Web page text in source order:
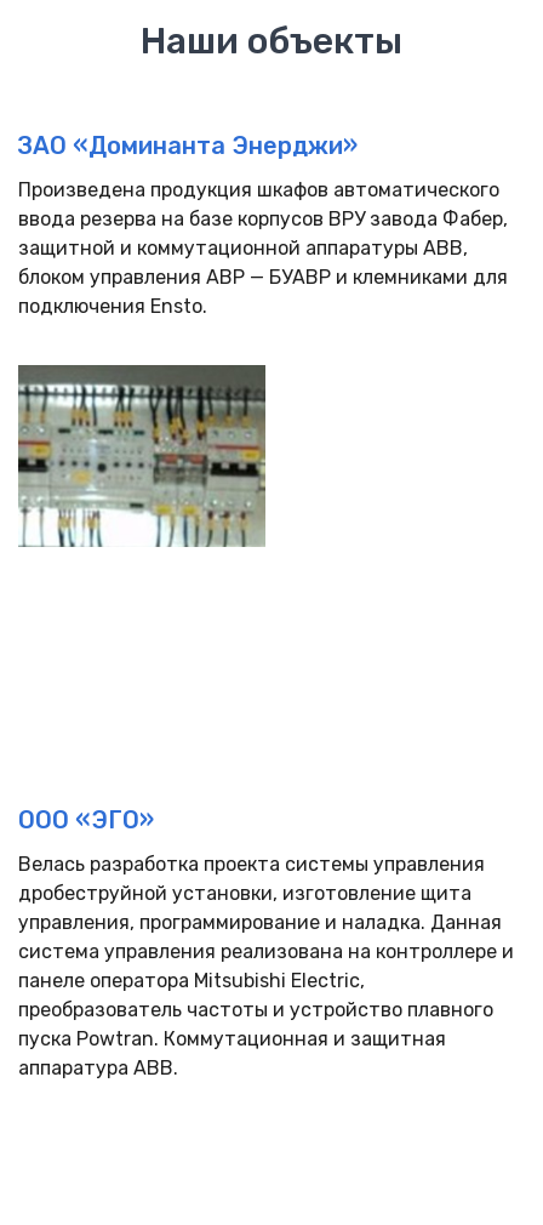
Наши объекты
ЗАО «Доминанта Энерджи»
Произведена продукция шкафов автоматического
ввода резерва на базе корпусов ВРУ завода Фабер,
защитной и коммутационной аппаратуры ABB,
блоком управления АВР — БУАВР и клемниками для
подключения Ensto.
ООО «ЭГО»
Велась разработка проекта системы управления
дробеструйной установки, изготовление щита
управления, программирование и наладка. Данная
система управления реализована на контроллере и
панеле оператора Mitsubishi Electric,
преобразователь частоты и устройство плавного
пуска Powtran. Коммутационная и защитная
аппаратура АВВ.